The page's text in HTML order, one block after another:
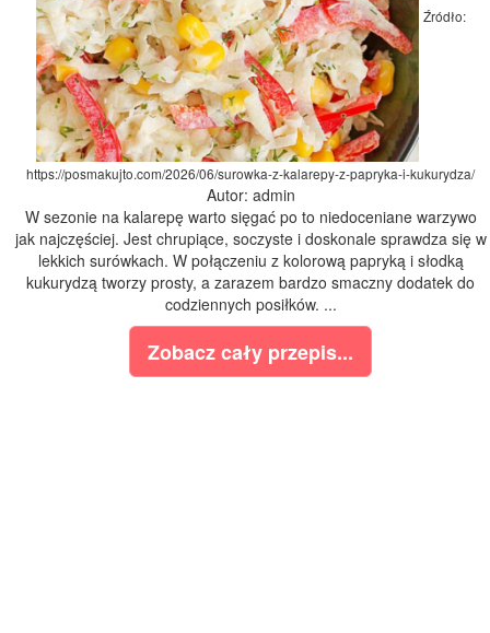
Źródło:
https://posmakujto.com/2026/06/surowka-z-kalarepy-z-papryka-i-kukurydza/
Autor: admin
W sezonie na kalarepę warto sięgać po to niedoceniane warzywo
jak najczęściej. Jest chrupiące, soczyste i doskonale sprawdza się w
lekkich surówkach. W połączeniu z kolorową papryką i słodką
kukurydzą tworzy prosty, a zarazem bardzo smaczny dodatek do
codziennych posiłków. ...
Zobacz cały przepis...